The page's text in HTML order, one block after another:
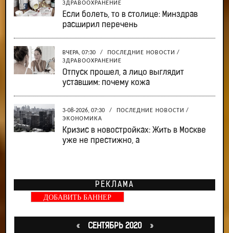
ЗДРАВООХРАНЕНИЕ
Если болеть, то в столице: Минздрав
расширил перечень
ВЧЕРА, 07:30 / ПОСЛЕДНИЕ НОВОСТИ /
ЗДРАВООХРАНЕНИЕ
Отпуск прошел, а лицо выглядит
уставшим: почему кожа
3-08-2026, 07:30 / ПОСЛЕДНИЕ НОВОСТИ /
ЭКОНОМИКА
Кризис в новостройках: Жить в Москве
уже не престижно, а
РЕКЛАМА
ДОБАВИТЬ БАННЕР
«СЕНТЯБРЬ 2020 »